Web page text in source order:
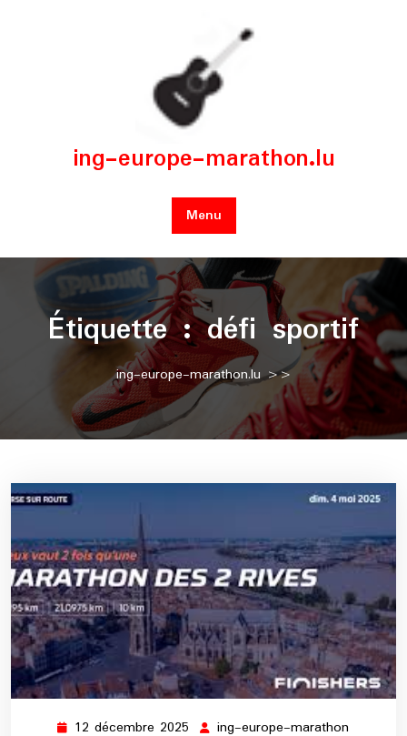
ing-europe-marathon.lu
Menu
Étiquette :défi sportif
ing-europe-marathon.lu>>
12 décembre 2025 12
ing-europe-marathon